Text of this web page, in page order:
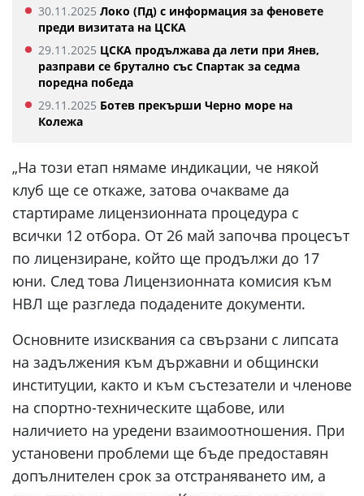
30.11.2025 Локо (Пд) с информация за феновете
преди визитата на ЦСКА
29.11.2025 ЦСКА продължава да лети при Янев,
разправи се брутално със Спартак за седма
поредна победа
29.11.2025 Ботев прекърши Черно море на
Колежа
„На този етап нямаме индикации, че някой
клуб ще се откаже, затова очакваме да
стартираме лицензионната процедура с
всички 12 отбора. От 26 май започва процесът
по лицензиране, който ще продължи до 17
юни. След това Лицензионната комисия към
НВЛ ще разгледа подадените документи.
Основните изисквания са свързани с липсата
на задължения към държавни и общински
институции, както и към състезатели и членове
на спортно-техническите щабове, или
наличието на уредени взаимоотношения. При
установени проблеми ще бъде предоставян
допълнителен срок за отстраняването им, а